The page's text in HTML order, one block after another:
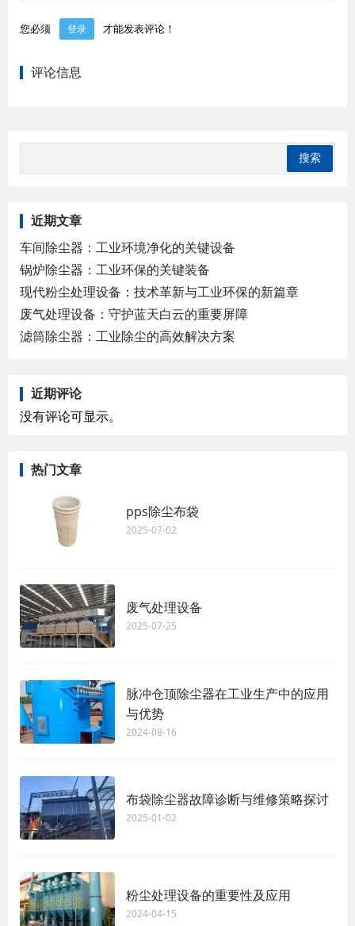
您必须 登录 才能发表评论！
评论信息
近期文章
车间除尘器：工业环境净化的关键设备
锅炉除尘器：工业环保的关键装备
现代粉尘处理设备：技术革新与工业环保的新篇章
废气处理设备：守护蓝天白云的重要屏障
滤筒除尘器：工业除尘的高效解决方案
近期评论
没有评论可显示。
热门文章
pps除尘布袋
2025-07-02
废气处理设备
2025-07-25
脉冲仓顶除尘器在工业生产中的应用
与优势
2024-08-16
布袋除尘器故障诊断与维修策略探讨
2025-01-02
粉尘处理设备的重要性及应用
2024-04-15